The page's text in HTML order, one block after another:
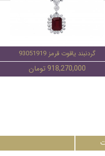
گردنبند یاقوت قرمز 93051919
918,270,000 تومان